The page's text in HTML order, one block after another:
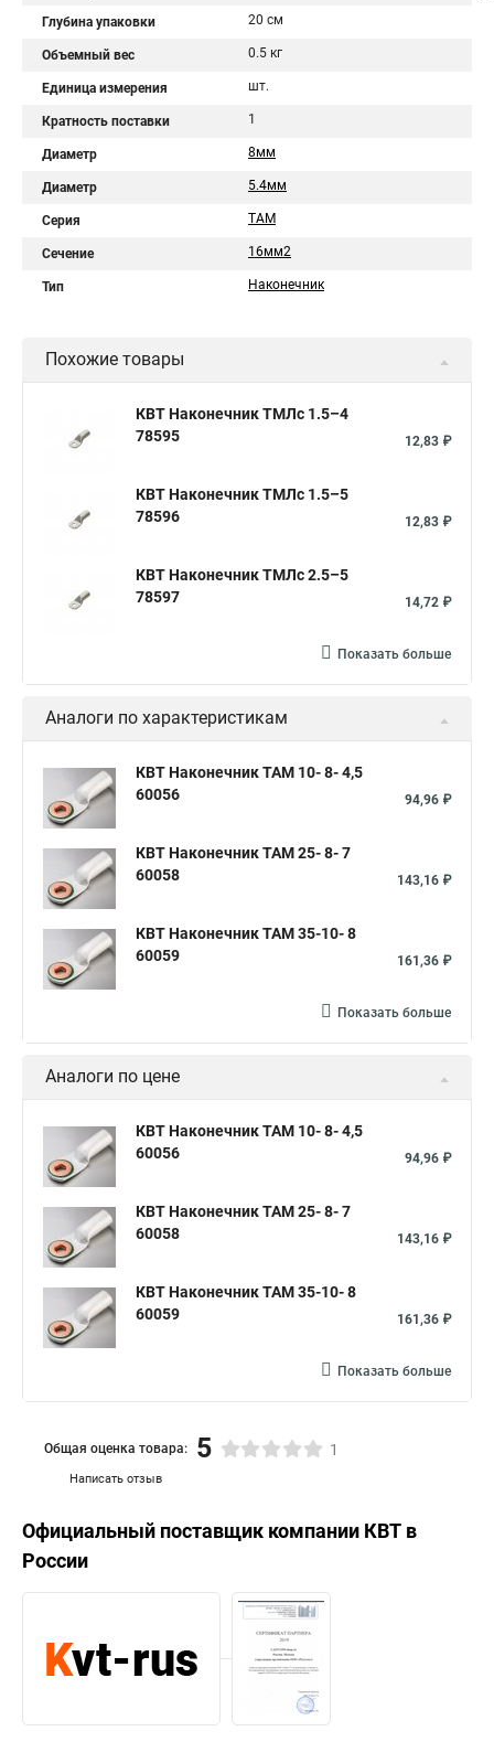
Глубина упаковки 20 см
Объемный вес 0.5 кг
Единица измерения шт.
Кратность поставки 1
Диаметр 8мм
Диаметр 5.4мм
Серия ТАМ
Сечение 16мм2
Тип Наконечник
Похожие товары
КВТ Наконечник ТМЛс 1.5–4
78595
12,83 ₽
КВТ Наконечник ТМЛс 1.5–5
78596
12,83 ₽
КВТ Наконечник ТМЛс 2.5–5
78597
14,72 ₽
Показать больше
Аналоги по характеристикам
КВТ Наконечник ТАМ 10- 8- 4,5
60056
94,96 ₽
КВТ Наконечник ТАМ 25- 8- 7
60058
143,16 ₽
КВТ Наконечник ТАМ 35-10- 8
60059
161,36 ₽
Показать больше
Аналоги по цене
КВТ Наконечник ТАМ 10- 8- 4,5
60056
94,96 ₽
КВТ Наконечник ТАМ 25- 8- 7
60058
143,16 ₽
КВТ Наконечник ТАМ 35-10- 8
60059
161,36 ₽
Показать больше
Написать отзыв
Общая оценка товара: 5 1
Официальный поставщик компании КВТ в
России